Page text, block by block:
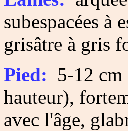
subespacées à
grisâtre à gris
Pied: 5-12
hauteur),
avec l'âge,